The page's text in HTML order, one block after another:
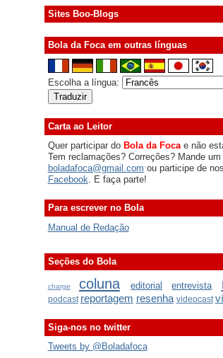
Sites Boo-Blogs
Bola da Foca em outras línguas
Escolha a língua:
Carta ao Leitor
Quer participar do Bola da Focae não
Tem reclamações? Correções? Mande
boladafoca@gmail.com ou participe de
Facebook . E faça parte!
Para escrever no Bola
Manual de Redação
Seções do Bola
charge coluna editorial entrevista
podcast reportagem resenha videocast
Siga-nos no twitter
Tweets by @Boladafoca